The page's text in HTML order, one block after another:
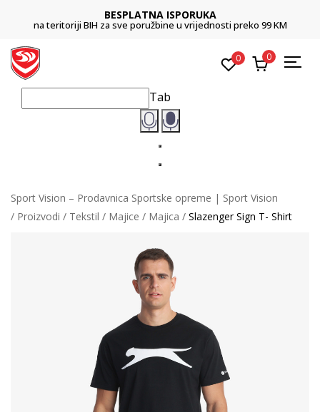
BESPLATNA ISPORUKA
na teritoriji BIH za sve poružbine u vrijednosti preko 99 KM
0 0
Tab
Sport Vision – Prodavnica Sportske opreme | Sport Vision
Proizvodi
Tekstil Majice Majica Slazenger Sign T- Shirt